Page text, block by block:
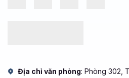
Địa chỉ văn phòng: Phòng 302,